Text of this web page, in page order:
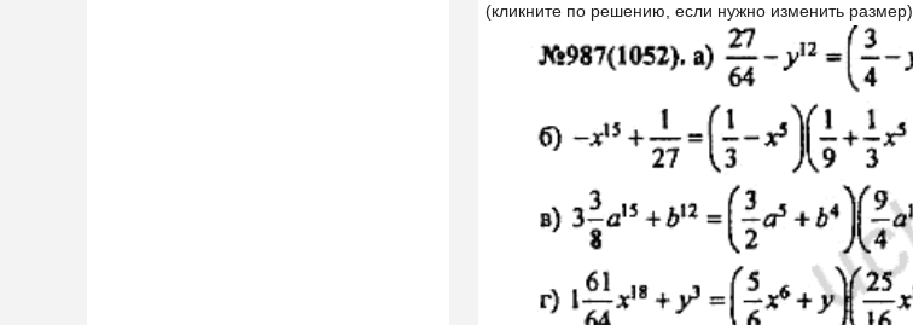
(кликните по решению, если нужно изменить размер)